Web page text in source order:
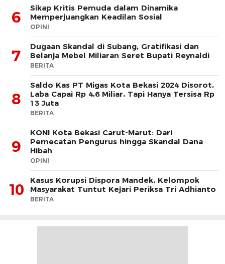
6
Sikap Kritis Pemuda dalam Dinamika
Memperjuangkan Keadilan Sosial
OPINI
7
Dugaan Skandal di Subang, Gratifikasi dan
Belanja Mebel Miliaran Seret Bupati Reynaldi
BERITA
8
Saldo Kas PT Migas Kota Bekasi 2024 Disorot,
Laba Capai Rp 4,6 Miliar, Tapi Hanya Tersisa Rp
13 Juta
BERITA
9
KONI Kota Bekasi Carut-Marut: Dari
Pemecatan Pengurus hingga Skandal Dana
Hibah
OPINI
10
Kasus Korupsi Dispora Mandek, Kelompok
Masyarakat Tuntut Kejari Periksa Tri Adhianto
BERITA